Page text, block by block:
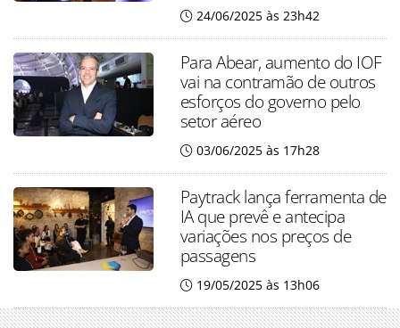
24/06/2025 às 23h42
Para Abear, aumento do IOF
vai na contramão de outros
esforços do governo pelo
setor aéreo
03/06/2025 às 17h28
Paytrack lança ferramenta de
IA que prevê e antecipa
variações nos preços de
passagens
19/05/2025 às 13h06